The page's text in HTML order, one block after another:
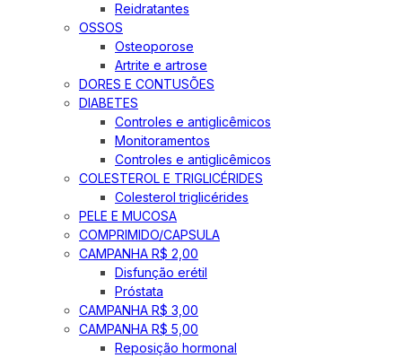
Reidratantes
OSSOS
Osteoporose
Artrite e artrose
DORES E CONTUSÕES
DIABETES
Controles e antiglicêmicos
Monitoramentos
Controles e antiglicêmicos
COLESTEROL E TRIGLICÉRIDES
Colesterol triglicérides
PELE E MUCOSA
COMPRIMIDO/CAPSULA
CAMPANHA R$ 2,00
Disfunção erétil
Próstata
CAMPANHA R$ 3,00
CAMPANHA R$ 5,00
Reposição hormonal